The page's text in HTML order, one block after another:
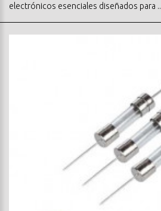
electrónicos esenciales diseñados para ..